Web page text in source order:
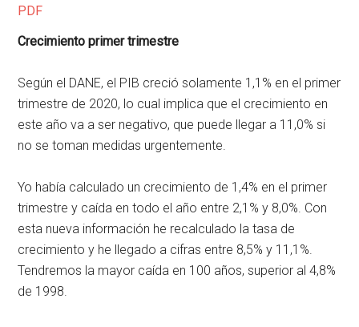
PDF
Crecimiento primer trimestre
Según el DANE, el PIB creció solamente 1,1% en el primer
trimestre de 2020, lo cual implica que el crecimiento en
este año va a ser negativo, que puede llegar a 11,0% si
no se toman medidas urgentemente.
Yo había calculado un crecimiento de 1,4% en el primer
trimestre y caída en todo el año entre 2,1% y 8,0%. Con
esta nueva información he recalculado la tasa de
crecimiento y he llegado a cifras entre 8,5% y 11,1%.
Tendremos la mayor caída en 100 años, superior al 4,8%
de 1998.